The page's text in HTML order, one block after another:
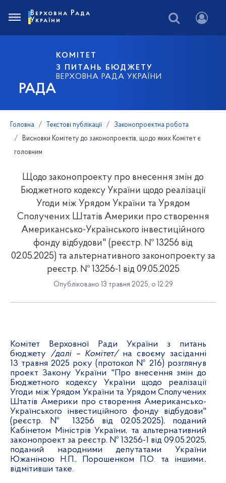
РАДА
КОМІТЕТ
З ПИТАНЬ БЮДЖЕТУ
ВЕРХОВНА РАДА УКРАЇНИ
Верховна Рада
України
Головна Текстові публікації
Законопроектна робота
Висновки Комітету до законопроектів, щодо яких Комітет є
головним
Щодо законопроекту про внесення змін до
Бюджетного кодексу України щодо реалізації
Угоди між Урядом України та Урядом
Сполучених Штатів Америки про створення
Американсько-Українського інвестиційного
фонду відбудови" (реєстр. № 13256 від
02.05.2025) та альтернативного законопроекту за
реєстр. № 13256-1 від 09.05.2025
Опубліковано 13 травня 2025, о 12:29
Комітет Верховної Ради України з питань
бюджету /далі – Комітет/на своєму засіданні
13 травня 2025 року (протокол № 216) розглянув
проект Закону України "Про внесення змін до
Бюджетного кодексу України щодо реалізації
Угоди між Урядом України та Урядом Сполучених
Штатів Америки про створення Американсько-
Українського інвестиційного фонду відбудови"
(реєстр. № 13256 від 02.05.2025), поданий
Кабінетом Міністрів України, та альтернативний
законопроект за реєстр. № 13256-1 від 09.05.2025,
поданий народними депутатами України
Южаніною Н.П., Порошенком П.О. та іншими.,
відмітивши таке.